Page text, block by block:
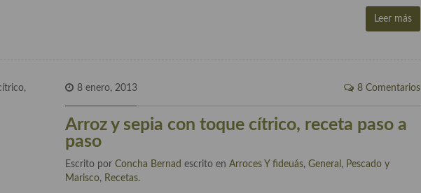
Leer más
8 enero, 2013 8 Comentarios
Arroz y sepia con toque cítrico, receta paso a
paso
Escrito porConcha Bernad escrito enArroces Y fideuás,General , Pescado y
Marisco, Recetas.